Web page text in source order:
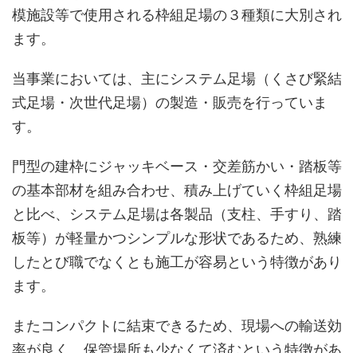
模施設等で使用される枠組足場の３種類に大別され
ます。
当事業においては、主にシステム足場（くさび緊結
式足場・次世代足場）の製造・販売を行っていま
す。
門型の建枠にジャッキベース・交差筋かい・踏板等
の基本部材を組み合わせ、積み上げていく枠組足場
と比べ、システム足場は各製品（支柱、手すり、踏
板等）が軽量かつシンプルな形状であるため、熟練
したとび職でなくとも施工が容易という特徴があり
ます。
またコンパクトに結束できるため、現場への輸送効
率が良く、保管場所も少なくて済むという特徴があ